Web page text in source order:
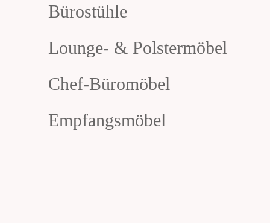
Bürostühle
Lounge- & Polstermöbel
Chef-Büromöbel
Empfangsmöbel